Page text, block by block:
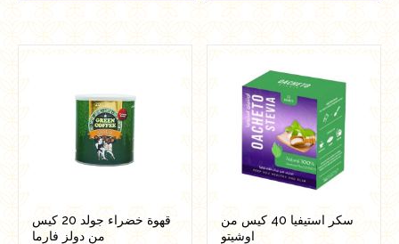
قهوة خضراء جولد 20 كيس
من دولز فارما
سكر استيفيا 40 كيس من
اوشيتو